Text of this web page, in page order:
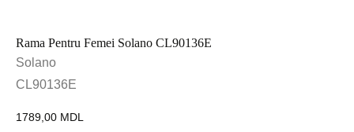
Rama Pentru Femei Solano CL90136E
Solano
CL90136E
1789,00 MDL